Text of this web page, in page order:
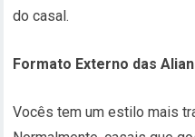
do casal.
Formato Externo das
Vocês tem um estilo mais